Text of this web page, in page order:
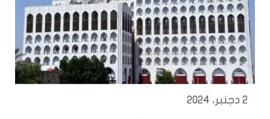
2 دجنبر، 2024